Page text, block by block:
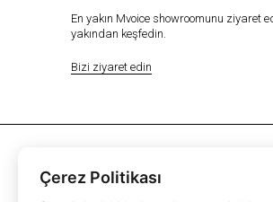
En yakın Mvoice showroomunu ziyaret
yakından keşfedin.
Bizi ziyaret edin
Çerez Politikası